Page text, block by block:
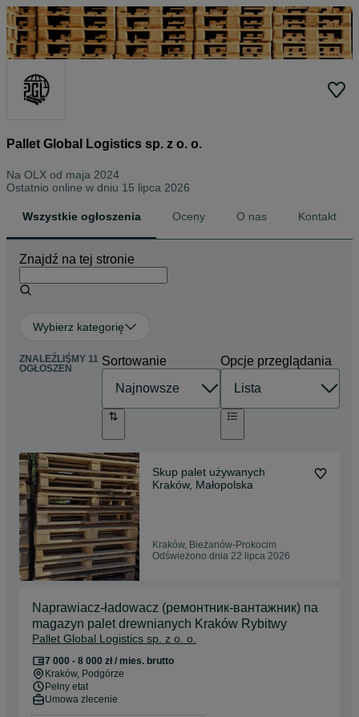
Pallet Global Logistics sp. z o. o.
Na OLX od maja 2024
Ostatnio online w dniu 15 lipca 2026
Wszystkie ogłoszenia Oceny O nas Kontakt
Znajdź na tej stronie
Wybierz kategorię
ZNALEŹLIŚMY 11
OGŁOSZEŃ
Sortowanie Opcje przeglądania
Skup palet używanych
Kraków, Małopolska
Kraków, Bieżanów-Prokocim
Odświeżono dnia 22 lipca 2026
Naprawiacz-ładowacz (ремонтник-вантажник) na
magazyn palet drewnianych Kraków Rybitwy
Pallet Global Logistics sp. z o. o.
7 000 - 8 000 zł / mies. brutto
Kraków, Podgórze
Pełny etat
Umowa zlecenie